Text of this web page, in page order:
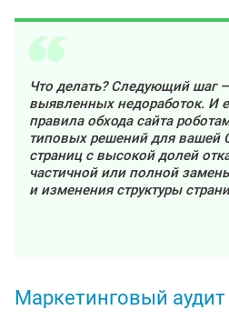
Что делать? Следующий шаг
выявленных недоработок. И
правила обхода сайта
типовых решений для вашей
страниц с высокой долей
частичной или полной
и изменения структуры
Маркетинговый аудит